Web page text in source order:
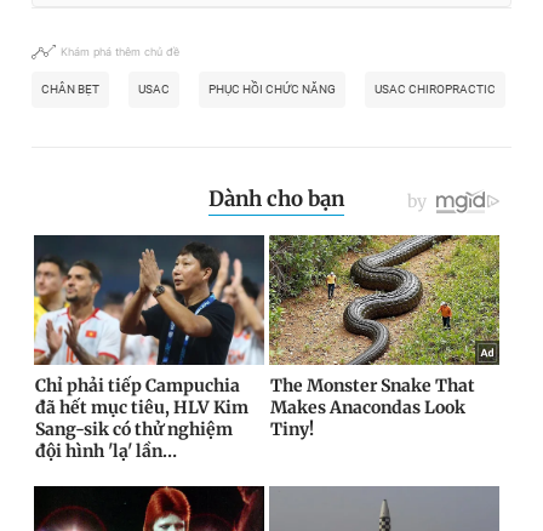
Khám phá thêm chủ đề
CHÂN BẸT USAC PHỤC HỒI CHỨC NĂNG USAC CHIROPRACTIC